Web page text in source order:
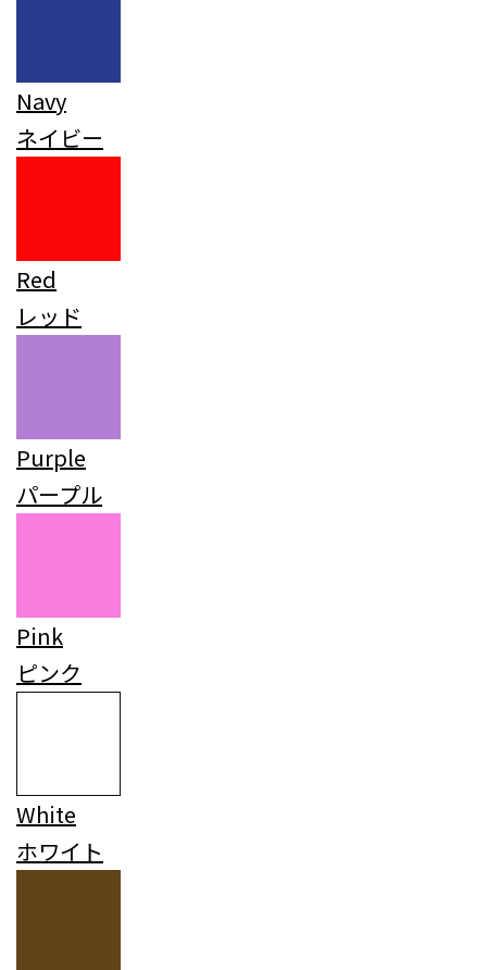
Navy
ネイビー
Red
レッド
Purple
パープル
Pink
ピンク
White
ホワイト